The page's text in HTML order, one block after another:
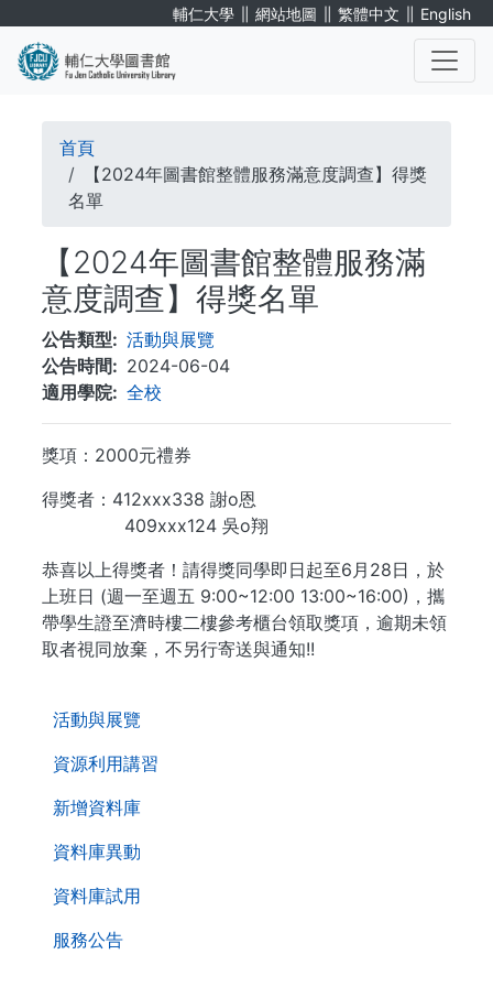
輔仁大學 ∥ 網站地圖 ∥ 繁體中文 ∥ English
活動與展覽
資源利用講習
新增資料庫
資料庫異動
資料庫試用
服務公告
導
航
結
首頁
【2024年圖書館整體服務滿意度調查】得獎
名單
【2024年圖書館整體服務滿
意度調查】得獎名單
公告類型
活動與展覽
公告時間
2024-06-04
適用學院
全校
獎項：2000元禮券
得獎者：412xxx338 謝o恩
409xxx124 吳o翔
恭喜以上得獎者！請得獎同學即⽇起⾄6⽉28⽇，於
上班⽇ (週⼀⾄週五 9:00~12:00 13:00~16:00)，攜
帶學⽣證⾄濟時樓二樓參考櫃台領取獎項，逾期未領
取者視同放棄，不另行寄送與通知!!